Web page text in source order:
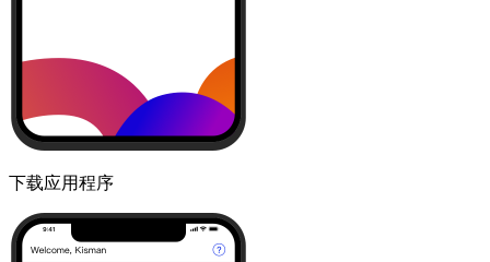
下载应用程序